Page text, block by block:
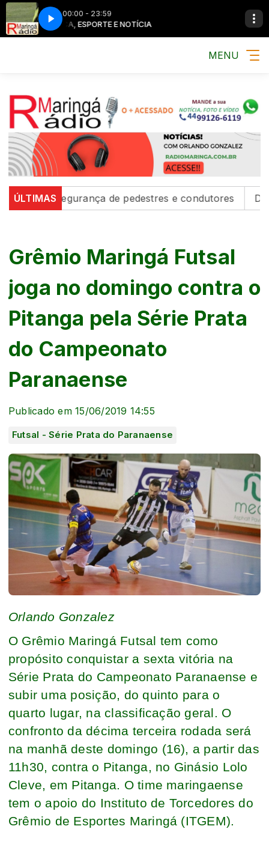
00:00 - 23:59
MÚSICA, ESPORTE E NOTÍCIA MÚSICA,
MENU
ÚLTIMAS
segurança de pedestres e condutores Defesa
Grêmio Maringá Futsal
joga no domingo contra o
Pitanga pela Série Prata
do Campeonato
Paranaense
Publicado em 15/06/2019 14:55
Futsal - Série Prata do Paranaense
Orlando Gonzalez
O Grêmio Maringá Futsal tem como
propósito conquistar a sexta vitória na
Série Prata do Campeonato Paranaense e
subir uma posição, do quinto para o
quarto lugar, na classificação geral. O
confronto da décima terceira rodada será
na manhã deste domingo (16), a partir das
11h30, contra o Pitanga, no Ginásio Lolo
Cleve, em Pitanga. O time maringaense
tem o apoio do Instituto de Torcedores do
Grêmio de Esportes Maringá (ITGEM).